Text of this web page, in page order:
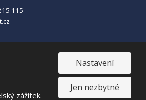
zážitek.
Nastavení
Jen nezbytné
115
MasterCard
Maestro